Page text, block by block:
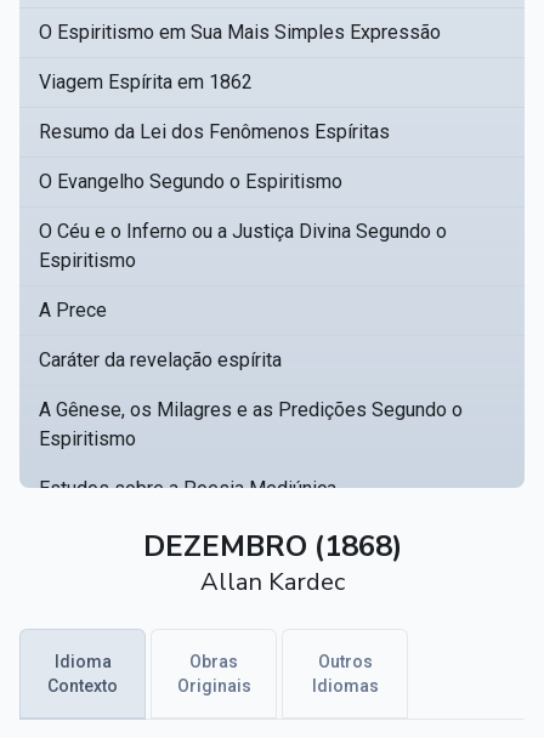
O Espiritismo em Sua Mais Simples Expressão
Viagem Espírita em 1862
Resumo da Lei dos Fenômenos Espíritas
O Evangelho Segundo o Espiritismo
O Céu e o Inferno ou a Justiça Divina Segundo o
Espiritismo
A Prece
Caráter da revelação espírita
A Gênese, os Milagres e as Predições Segundo o
Espiritismo
Estudos sobre a Poesia Mediúnica
Catálogo racional de obras para se fundar uma
Hippolyte Léon Denizard Rivail
Textos citados em O Livro dos Médiuns
DEZEMBRO (1868)
Allan Kardec
Idioma
Contexto
Obras
Originais
Outros
Idiomas